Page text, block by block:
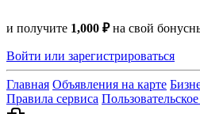
и получите 1,000 ₽на свой
Войти или зарегистрироваться
Главная Объявления на карте
Правила сервиса